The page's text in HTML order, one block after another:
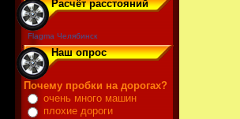
Расчёт расстояний
Flagma Челябинск
Наш опрос
Почему пробки на дорогах?
очень много машин
плохие дороги